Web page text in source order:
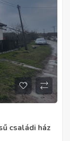
családi ház